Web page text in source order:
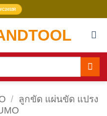
/ ลูกขัด แผ่นขัด แปรง